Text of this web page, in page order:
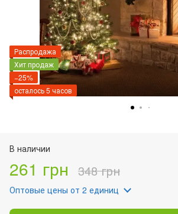
Распродажа
Хит продаж
−25%
осталось 5 часов
В наличии
261 грн 348 грн
Оптовые цены от 2 единиц